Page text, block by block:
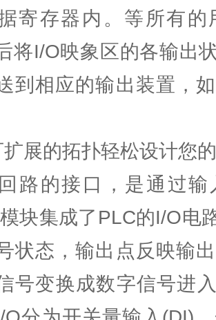
寄存器内。等所有
将I/O映象区的各输出
到相应的输出装置，
扩展的拓扑轻松设计您
路的接口，是通过输
块集成了PLC的I/O电
状态，输出点反映输
号变换成数字信号进